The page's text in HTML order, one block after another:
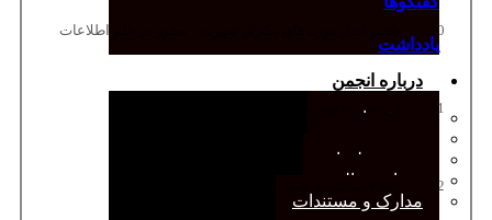
یادداشت
درباره انجمن
معرفی انجمن
صورت‌جلسات
همیاری مالی
مدارک و مستندات
10 چشم انداز دوره های دکتری شهریه – محور در علم اطلاعات
11 ارزیابی و اعتبارسنجی آموزش رشته
12